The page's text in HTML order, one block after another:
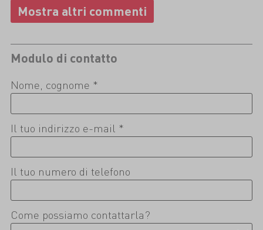
Modulo di contatto
Nome, cognome *
Il tuo indirizzo e-mail *
Il tuo numero di telefono
Come possiamo contattarla?